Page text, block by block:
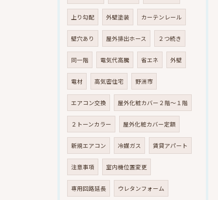
上り勾配 外壁塗装 カーテンレール
壁穴あり 屋外排出ホース ２つ続き
同一階 電気代高騰 省エネ 外壁
電材 高気密住宅 野洲市
エアコン交換 屋外化粧カバー２階～１階
２トーンカラー 屋外化粧カバー定額
新規エアコン 冷媒ガス 賃貸アパート
注意事項 室内機位置変更
専用回路延長 ウレタンフォーム